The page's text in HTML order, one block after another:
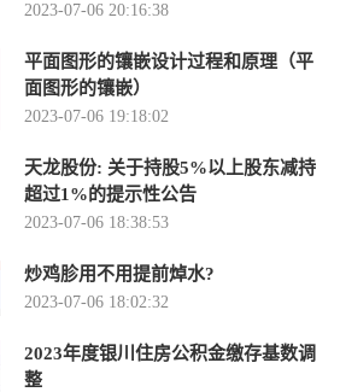
2023-07-06 20:16:38
平面图形的镶嵌设计过程和原理（平
面图形的镶嵌）
2023-07-06 19:18:02
天龙股份: 关于持股5%以上股东减持
超过1%的提示性公告
2023-07-06 18:38:53
炒鸡胗用不用提前焯水?
2023-07-06 18:02:32
2023年度银川住房公积金缴存基数调
整